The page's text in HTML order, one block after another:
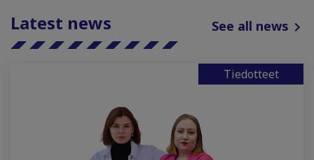
Latest news See all news
Tiedotteet